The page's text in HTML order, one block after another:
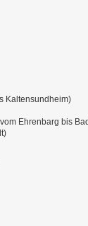
Kaltensundheim)
Ehrenbarg bis